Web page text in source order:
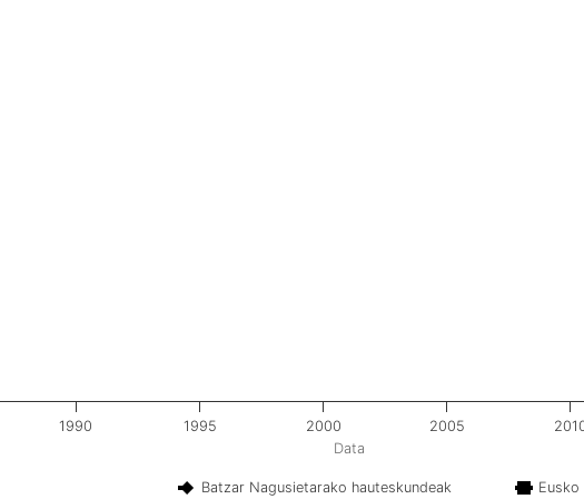
Data
Batzar Nagusietarako hauteskundeak
1990 1995 2000 2005